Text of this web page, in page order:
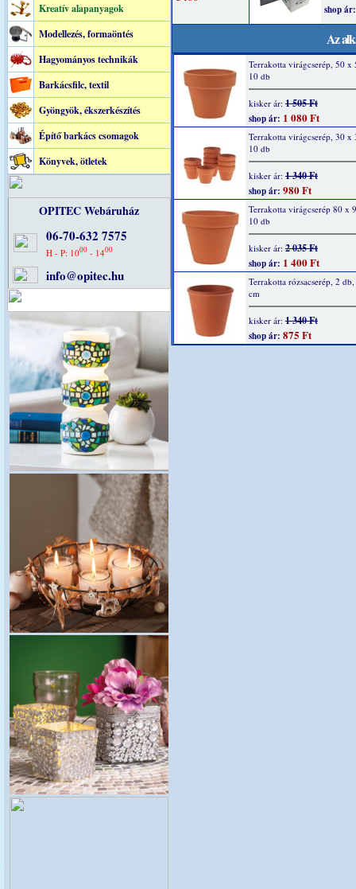
Kreatív alapanyagok
Modellezés, formaöntés
Hagyományos technikák
Barkácsfilc, textil
Gyöngyök, ékszerkészítés
Építő barkács csomagok
Könyvek, ötletek
OPITEC Webáruház
06-70-632 7575
H - P: 1000- 1400
info@opitec.hu
Az
Terrakotta virágcserép, 50 x
10 db
kisker ár: 1 505 Ft
shop ár: 1 080 Ft
Terrakotta virágcserép, 30 x
10 db
kisker ár: 1 340 Ft
shop ár: 980 Ft
Terrakotta virágcserép 80 x
10 db
kisker ár: 2 035 Ft
shop ár: 1 400 Ft
Terrakotta rózsacserép, 2
cm
kisker ár: 1 340 Ft
shop ár: 875 Ft